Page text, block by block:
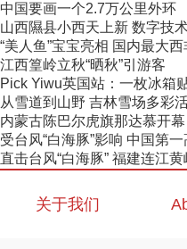
中国要画一个2.7万公里外环
山西隰县小西天上新 数字技术
“美人鱼”宝宝亮相 国内最大
江西篁岭立秋“晒秋”引游客
Pick Yiwu英国站：一枚冰箱
从雪道到山野 吉林雪场多彩
内蒙古陈巴尔虎旗那达慕开
受台风“白海豚”影响 中国第
直击台风“白海豚” 福建连江
关于我们